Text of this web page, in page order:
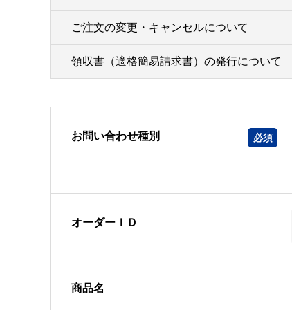
ご注文の変更・キャンセルについて
領収書（適格簡易請求書）の発行について
お問い合わせ種別
オーダーＩＤ
商品名